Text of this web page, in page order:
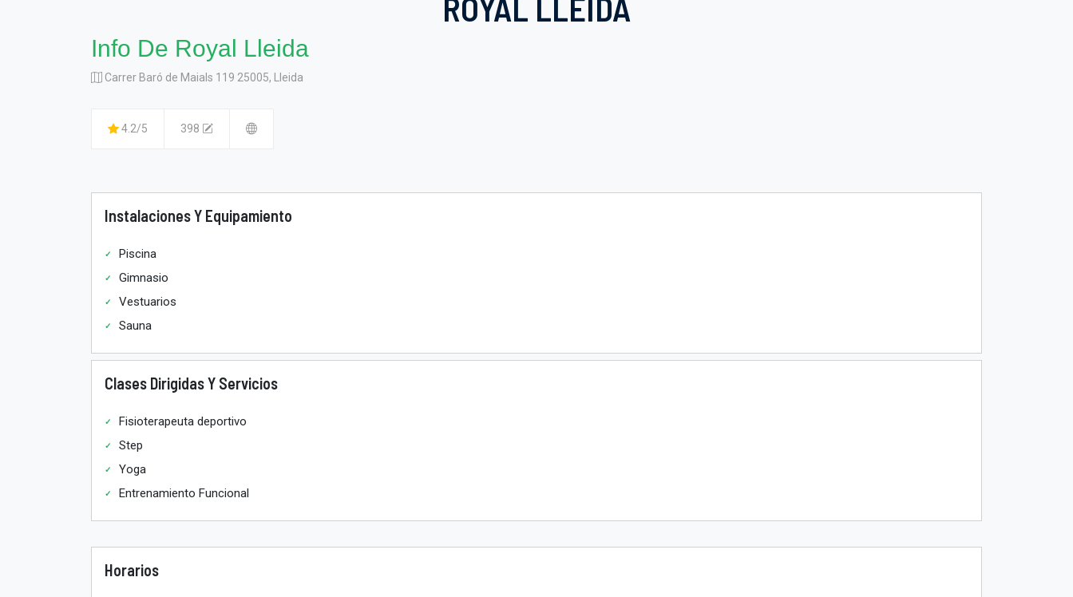
ROYAL LLEIDA
Info De Royal Lleida
Carrer Baró de Maials 119 25005, Lleida
4.2/5 398
Instalaciones Y Equipamiento
Piscina
Gimnasio
Vestuarios
Sauna
Clases Dirigidas Y Servicios
Fisioterapeuta deportivo
Step
Yoga
Entrenamiento Funcional
Horarios